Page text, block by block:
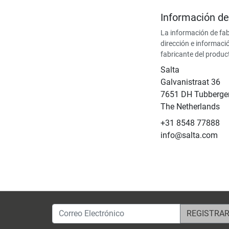
Información
La información de
dirección e
fabricante del
Salta
Galvanistraat 36
7651 DH
The Netherlands
+31 8548 77888
info@salta.com
Correo Electrónico